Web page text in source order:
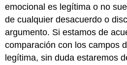
emocional es legítima o no
de cualquier desacuerdo o
argumento. Si estamos de
comparación con los campos
legítima, sin duda estaremos